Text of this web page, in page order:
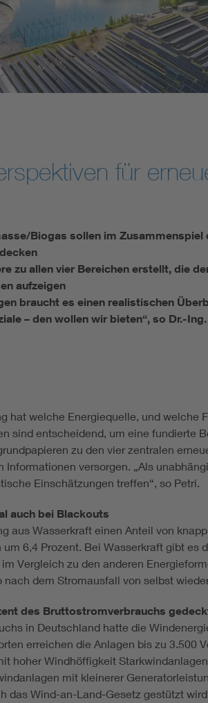
Renewable energies
Kompetenzzentrum
für
Biogas sollen im Zusammenspiel
zu allen vier Bereichen erstellt, die
aufzeigen
braucht es einen realistischen
– den wollen wir bieten“, so Dr.-
hat welche Energiequelle, und
sind entscheidend, um eine
zu den vier zentralen
Informationen versorgen. „Als
Einschätzungen treffen“, so Petri.
auch bei Blackouts
aus Wasserkraft einen Anteil von
um 6,4 Prozent. Bei Wasserkraft gibt
Vergleich zu den anderen
dem Stromausfall von selbst
des Bruttostromverbrauchs
in Deutschland hatte die
erreichen die Anlagen bis zu
hoher Windhöffigkeit
mit kleinerer
das Wind-an-Land-Gesetz gestützt